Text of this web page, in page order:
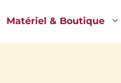
Matériel & Boutique